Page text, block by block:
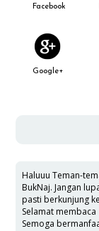
Facebook
Google+
Haluuu Teman-
BukNaj. Jangan
pasti berkunjung
Selamat membaca
Semoga